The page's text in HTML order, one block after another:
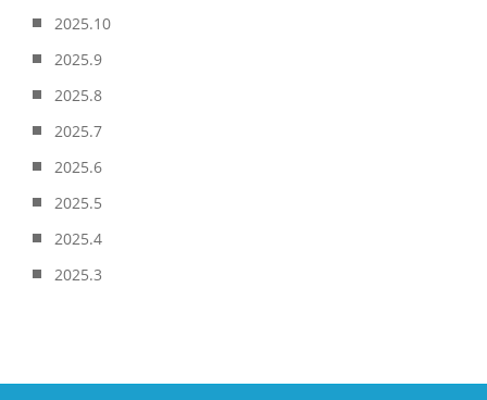
2025.10
2025.9
2025.8
2025.7
2025.6
2025.5
2025.4
2025.3